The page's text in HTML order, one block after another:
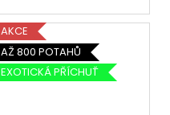
AKCE
AŽ 800 POTAHŮ
EXOTICKÁ PŘÍCHUŤ